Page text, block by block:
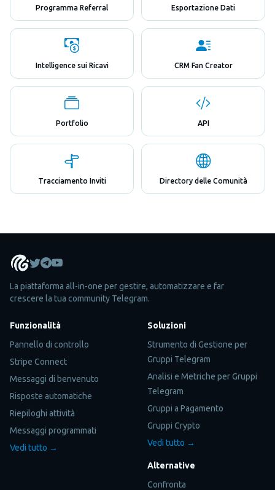
Programma Referral Esportazione Dati
Intelligence sui Ricavi CRM Fan Creator
Portfolio API
Tracciamento Inviti Directory delle Comunità
La piattaforma all-in-one per gestire, automatizzare e far
crescere la tua community Telegram.
Funzionalità
Pannello di controllo
Stripe Connect
Messaggi di benvenuto
Risposte automatiche
Riepiloghi attività
Messaggi programmati
Vedi tutto →
Soluzioni
Strumento di Gestione per
Gruppi Telegram
Analisi e Metriche per Gruppi
Telegram
Gruppi a Pagamento
Gruppi Crypto
Vedi tutto →
Alternative
Confronta